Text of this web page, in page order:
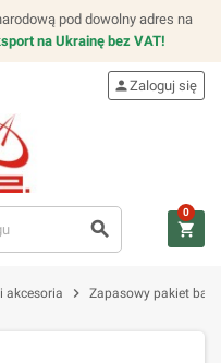
pod dowolny adres na
na Ukrainę bez VAT!
search
personZaloguj się
shopping_cart
0
akcesoria chevron_right Zapasowy pakiet